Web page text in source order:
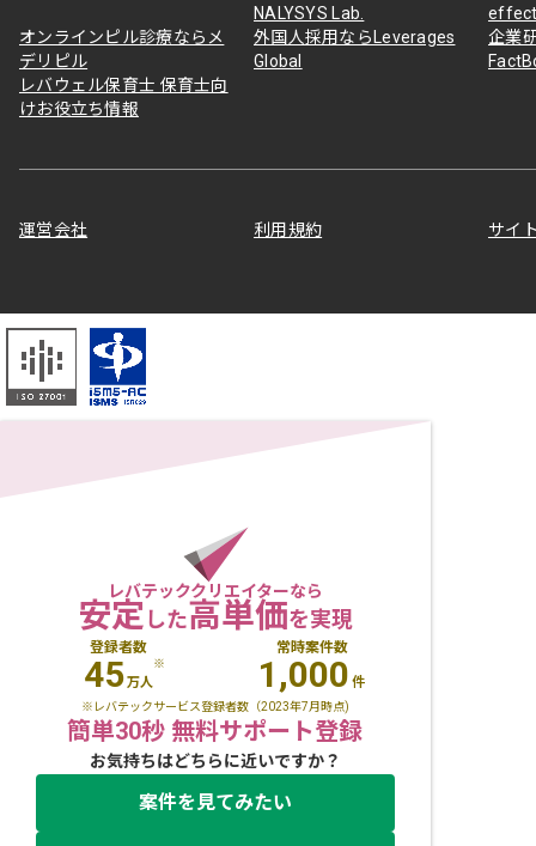
NALYSYS Lab.
オンラインピル診療ならメ
デリピル
外国人採用ならLeverages
Global
企業
レバウェル保育士 保育士向
けお役立ち情報
運営会社 利用規約 サイ
レバテッククリエイターなら
安定した高単価を実現
登録者数
45万人
※
常時案件数
1,000 件
※レバテックサービス登録者数（2023年7月時点)
簡単30秒 無料サポート登録
お気持ちはどちらに近いですか？
案件を見てみたい